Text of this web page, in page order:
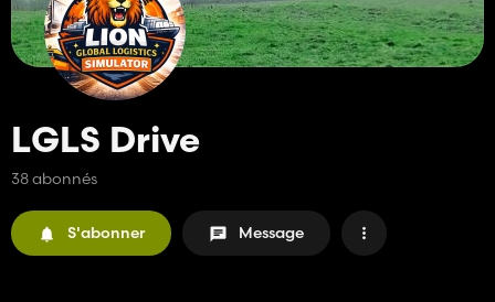
LGLS Drive
38 abonnés
S'abonner Message